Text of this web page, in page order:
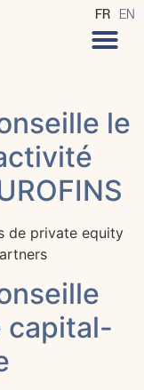
FR EN
le
de private equity
capital-